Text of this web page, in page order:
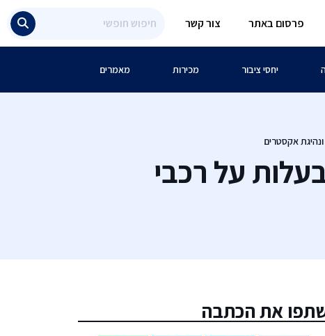
פרסום באתר צור קשר
יחסי ציבור מכירות מאמרים
אקסטרים
על רכבי
את הכתבה